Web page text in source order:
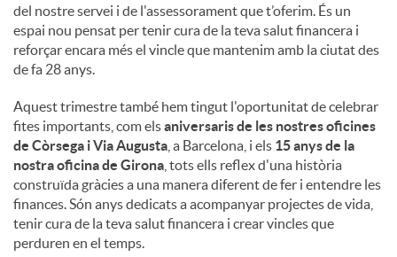
del nostre servei i de l'assessorament que t’oferim. És un
espai nou pensat per tenir cura de la teva salut financera i
reforçar encara més el vincle que mantenim amb la ciutat des
de fa 28 anys.
Aquest trimestre també hem tingut l'oportunitat de celebrar
fites importants, com elsaniversaris de les nostres oficines
de Còrsega i Via Augusta , a Barcelona, ​​i els 15 anys de la
nostra oficina de Girona , tots ells reflex d'una història
construïda gràcies a una manera diferent de fer i entendre les
finances. Són anys dedicats a acompanyar projectes de vida,
tenir cura de la teva salut financera i crear vincles que
perduren en el temps.